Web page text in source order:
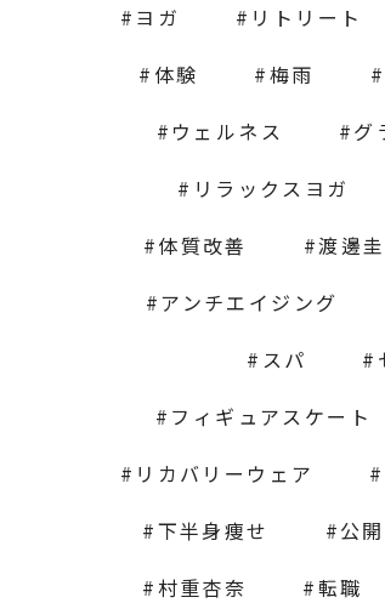
ヨガ
リトリート
体験
梅雨
ウェルネス
グ
リラックスヨガ
体質改善
渡邊
アンチエイジング
スパ
フィギュアスケート
リカバリーウェア
下半身痩せ
公
村重杏奈
転職